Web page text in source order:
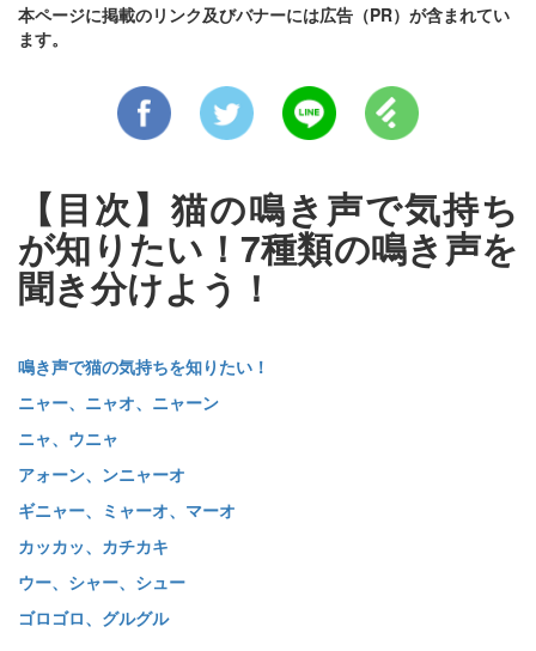
本ページに掲載のリンク及びバナーには広告（PR）が含まれてい
ます。
【目次】猫の鳴き声で気持ち
が知りたい！7種類の鳴き声を
聞き分けよう！
鳴き声で猫の気持ちを知りたい！
ニャー、ニャオ、ニャーン
ニャ、ウニャ
アォーン、ンニャーオ
ギニャー、ミャーオ、マーオ
カッカッ、カチカキ
ウー、シャー、シュー
ゴロゴロ、グルグル